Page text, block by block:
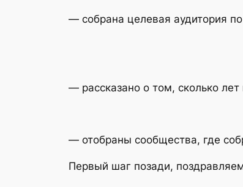
— собрана целевая аудитория
— рассказано о том, сколько
— отобраны сообщества, где
Первый шаг позади,